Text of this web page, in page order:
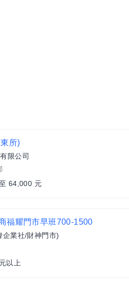
所)
限公司
64,000 元
福耀門市早班700-1500
企業社/財神門市)
以上